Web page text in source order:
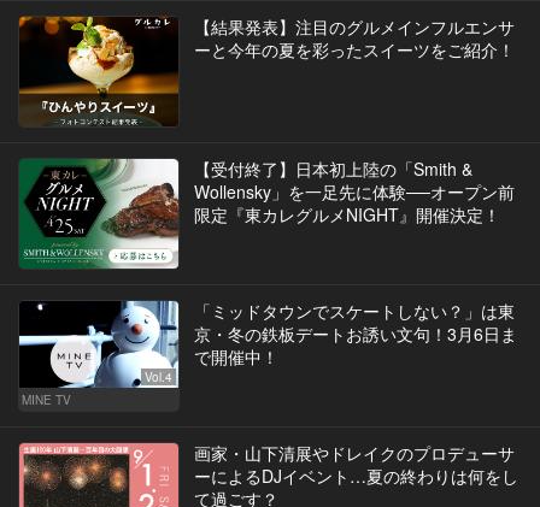
【結果発表】注目のグルメインフルエンサ
ーと今年の夏を彩ったスイーツをご紹介！
【受付終了】日本初上陸の「Smith &
Wollensky」を一足先に体験──オープン前
限定『東カレグルメNIGHT』開催決定！
Vol.4
MINE TV
「ミッドタウンでスケートしない？」は東
京・冬の鉄板デートお誘い文句！3月6日ま
で開催中！
画家・山下清展やドレイクのプロデューサ
ーによるDJイベント…夏の終わりは何をし
て過ごす？